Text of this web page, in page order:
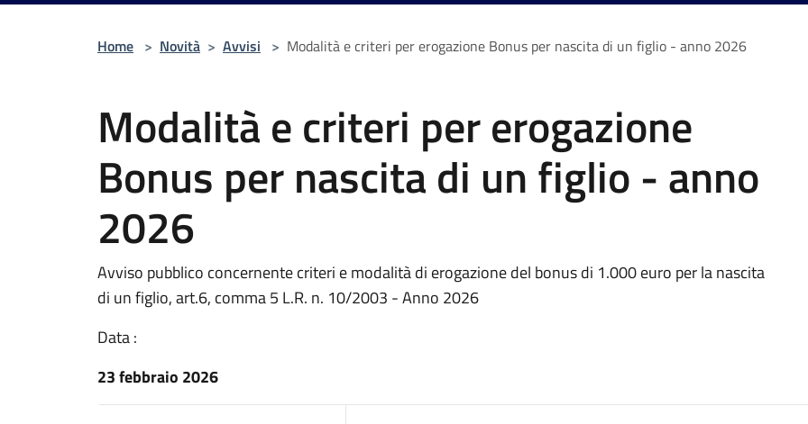
Home > Novità > Avvisi > Modalità e criteri per erogazione Bonus per nascita di un figlio - anno 2026
Modalità e criteri per erogazione
Bonus per nascita di un figlio - anno
2026
Avviso pubblico concernente criteri e modalità di erogazione del bonus di 1.000 euro per la nascita
di un figlio, art.6, comma 5 L.R. n. 10/2003 - Anno 2026
Data :
23 febbraio 2026